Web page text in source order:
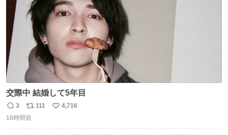
交際中 結婚して5年目
返
信
3
リ
ポ
111
い
4,716
16時間前